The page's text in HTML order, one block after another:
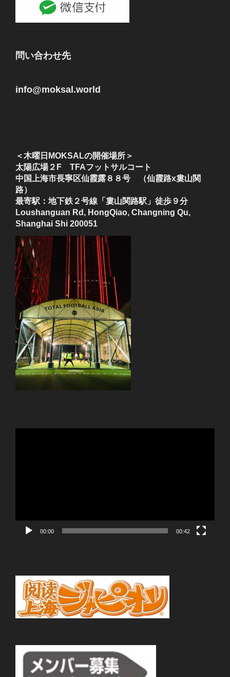
問い合わせ先
info@moksal.world
＜木曜日MOKSALの開催場所＞
太陽広場２F TFAフットサルコート
中国上海市長寧区仙霞露８８号 （仙霞路x婁山関
路）
最寄駅：地下鉄２号線「婁山関路駅」徒歩９分
Loushanguan Rd, HongQiao, Changning Qu,
Shanghai Shi 200051
00:00 00:42